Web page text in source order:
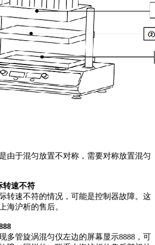
由于混匀放置不对称，需要对称放置混匀
转速不符
转速不符的情况，可能是控制器故障。这
海沪析的售后。
多管旋涡混匀仪左边的屏幕显示8888，可